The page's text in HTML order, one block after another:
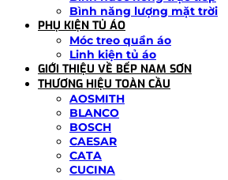
Bình năng lượng mặt trời
PHỤ KIỆN TỦ ÁO
Móc treo quần áo
Linh kiện tủ áo
GIỚI THIỆU VỀ BẾP NAM SƠN
THƯƠNG HIỆU TOÀN CẦU
AOSMITH
BLANCO
BOSCH
CAESAR
CATA
CUCINA